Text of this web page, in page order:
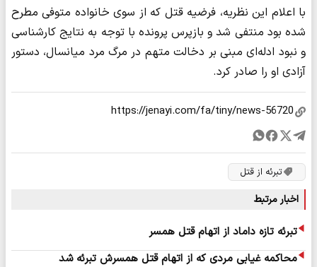
با اعلام این نظریه، فرضیه قتل که از سوی خانواده متوفی مطرح
شده بود منتفی شد و بازپرس پرونده با توجه به نتایج کارشناسی
و نبود ادله‌ای مبنی بر دخالت متهم در مرگ مرد میانسال، دستور
آزادی او را صادر کرد.
تبرئه از قتل
اخبار مرتبط
تبرئه تازه داماد از اتهام قتل همسر
محاکمه غیابی مردی که از اتهام قتل همسرش تبرئه شد